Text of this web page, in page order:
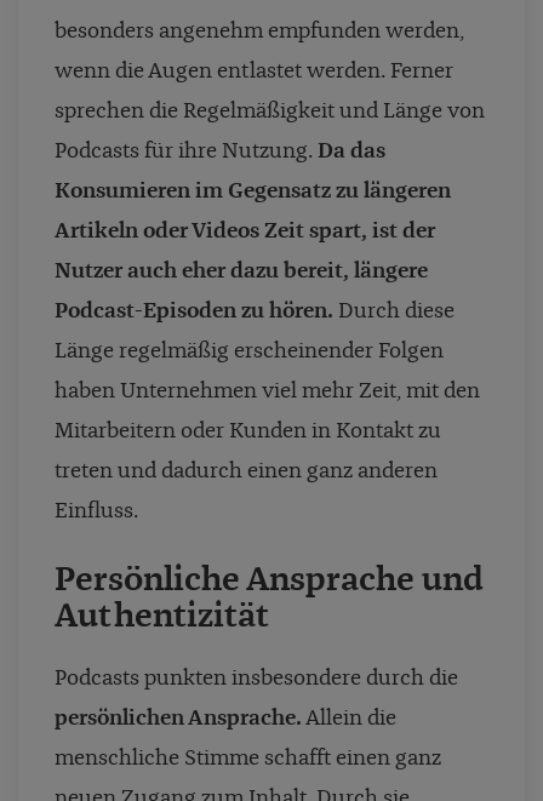
besonders angenehm empfunden werden,
wenn die Augen entlastet werden. Ferner
sprechen die Regelmäßigkeit und Länge von
Podcasts für ihre Nutzung. Da das
Konsumieren im Gegensatz zu längeren
Artikeln oder Videos Zeit spart, ist der
Nutzer auch eher dazu bereit, längere
Podcast-Episoden zu hören. Durch diese
Länge regelmäßig erscheinender Folgen
haben Unternehmen viel mehr Zeit, mit den
Mitarbeitern oder Kunden in Kontakt zu
treten und dadurch einen ganz anderen
Einfluss.
Persönliche Ansprache und
Authentizität
Podcasts punkten insbesondere durch die
persönlichen Ansprache. Allein die
menschliche Stimme schafft einen ganz